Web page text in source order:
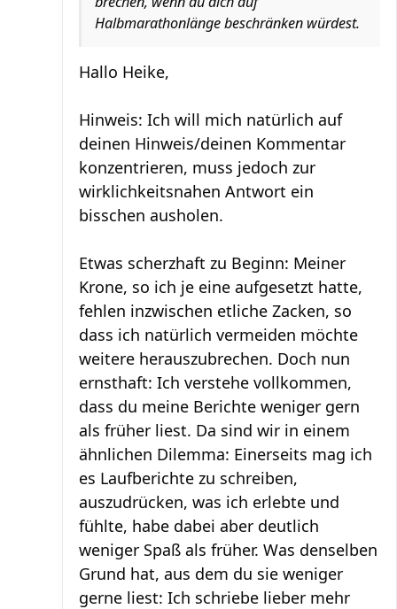
Halbmarathonlänge beschränken würdest.
Hallo Heike,
Hinweis: Ich will mich natürlich auf
deinen Hinweis/deinen Kommentar
konzentrieren, muss jedoch zur
wirklichkeitsnahen Antwort ein
bisschen ausholen.
Etwas scherzhaft zu Beginn: Meiner
Krone, so ich je eine aufgesetzt hatte,
fehlen inzwischen etliche Zacken, so
dass ich natürlich vermeiden möchte
weitere herauszubrechen. Doch nun
ernsthaft: Ich verstehe vollkommen,
dass du meine Berichte weniger gern
als früher liest. Da sind wir in einem
ähnlichen Dilemma: Einerseits mag ich
es Laufberichte zu schreiben,
auszudrücken, was ich erlebte und
fühlte, habe dabei aber deutlich
weniger Spaß als früher. Was denselben
Grund hat, aus dem du sie weniger
gerne liest: Ich schriebe lieber mehr